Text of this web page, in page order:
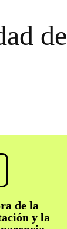
de
de la
y la